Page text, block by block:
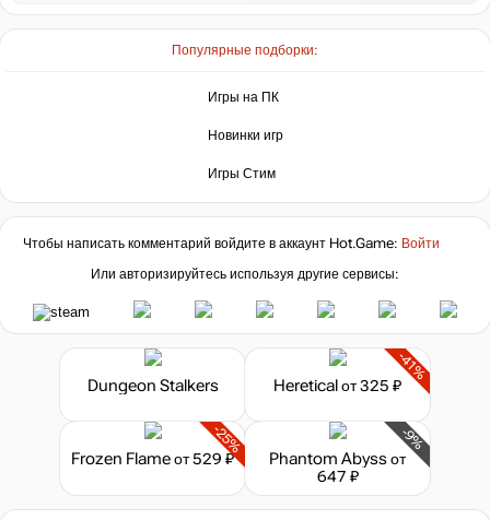
Популярные подборки:
Игры на ПК
Новинки игр
Игры Стим
Чтобы написать комментарий войдите в аккаунт Hot.Game: Войти
Или авторизируйтесь используя другие сервисы:
Dungeon Stalkers
-41%
Hereticalот 325 ₽
-25%
Frozen Flameот 529 ₽
-9%
Phantom Abyssот
647 ₽